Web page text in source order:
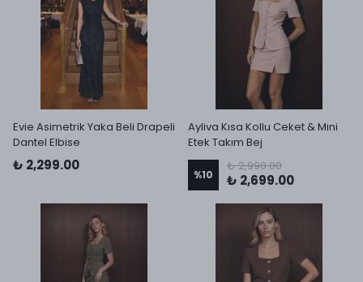
Evie Asimetrik Yaka Beli Drapeli
Dantel Elbise
₺ 2,299.00
Ayliva Kısa Kollu Ceket & Mini
Etek Takım Bej
%10
₺ 2,990.00
₺ 2,699.00